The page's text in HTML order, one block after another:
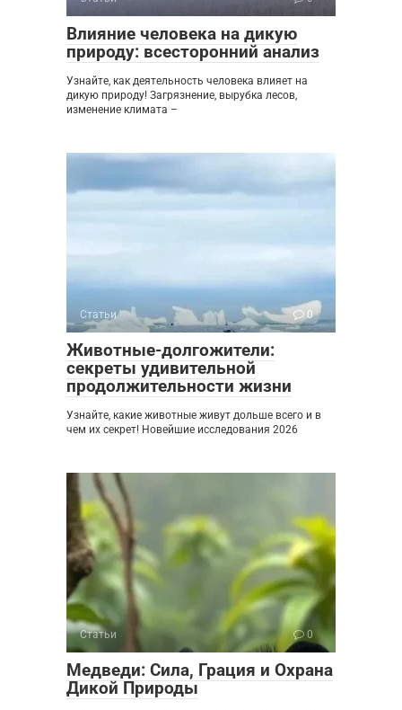
Влияние человека на дикую
природу: всесторонний анализ
Узнайте, как деятельность человека влияет на
дикую природу! Загрязнение, вырубка лесов,
изменение климата –
Статьи 0
Животные-долгожители:
секреты удивительной
продолжительности жизни
Узнайте, какие животные живут дольше всего и в
чем их секрет! Новейшие исследования 2026
Статьи 0
Медведи: Сила, Грация и Охрана
Дикой Природы